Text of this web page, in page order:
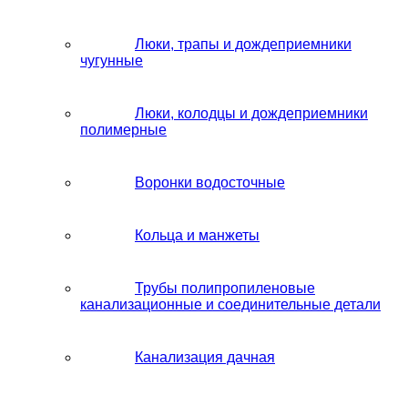
Люки, трапы и дождеприемники
чугунные
Люки, колодцы и дождеприемники
полимерные
Воронки водосточные
Кольца и манжеты
Трубы полипропиленовые
канализационные и соединительные детали
Канализация дачная